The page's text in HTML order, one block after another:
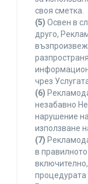
своя сметка.
(5) Освен в
друго,
чрез
(6)
незабавно
нарушение
използване
(7)
в